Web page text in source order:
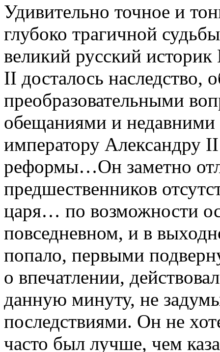
Удивительно точное и
глубоко трагичной
великий русский
II досталось наследство,
преобразовательными
обещаниями и
императору Александру
реформы…Он заметно
предшественников
царя… по возможности
повседневном, и в
попало, первыми
о впечатлении,
данную минуту, не
последствиями. Он не
часто был лучше, чем